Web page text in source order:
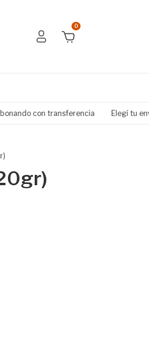
0
con transferencia Elegí tu envío